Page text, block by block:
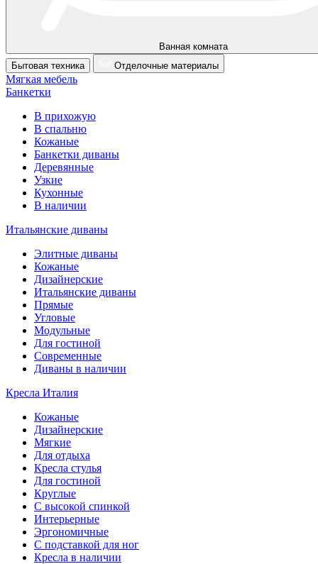
Ванная комната
Бытовая техника
Отделочные материалы
Мягкая мебель
Банкетки
В прихожую
В спальню
Кожаные
Банкетки диваны
Деревянные
Узкие
Кухонные
В наличии
Итальянские диваны
Элитные диваны
Кожаные
Дизайнерские
Итальянские диваны
Прямые
Угловые
Модульные
Для гостиной
Современные
Диваны в наличии
Кресла Италия
Кожаные
Дизайнерские
Мягкие
Для отдыха
Кресла стулья
Для гостиной
Круглые
С высокой спинкой
Интерьерные
Эргономичные
С подставкой для ног
Кресла в наличии